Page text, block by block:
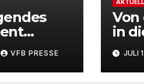
Marion
des
VFB PRESSE
AKTUELL
Von
in
– JULI